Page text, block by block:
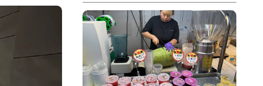
眷屬，內政部今年更祭出加碼好禮，只要
參加同一梯次聯誼，並在2年內完成結婚
登記，首對向內政部報喜的新人，就能獲
得1克拉鑽石對戒。